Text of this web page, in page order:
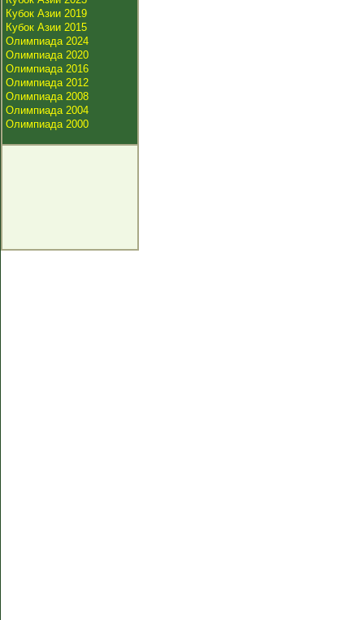
Кубок Азии 2019
Кубок Азии 2015
Олимпиада 2024
Олимпиада 2020
Олимпиада 2016
Олимпиада 2012
Олимпиада 2008
Олимпиада 2004
Олимпиада 2000